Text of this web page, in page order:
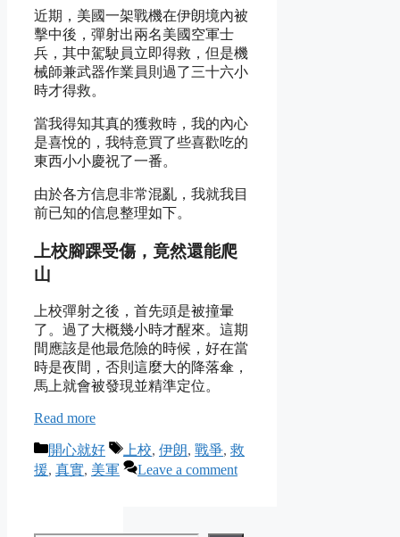
近期，美國一架戰機在伊朗境內被
擊中後，彈射出兩名美國空軍士
兵，其中駕駛員立即得救，但是機
械師兼武器作業員則過了三十六小
時才得救。
當我得知其真的獲救時，我的內心
是喜悅的，我特意買了些喜歡吃的
東西小小慶祝了一番。
由於各方信息非常混亂，我就我目
前已知的信息整理如下。
上校腳踝受傷，竟然還能爬
山
上校彈射之後，首先頭是被撞暈
了。過了大概幾小時才醒來。這期
間應該是他最危險的時候，好在當
時是夜間，否則這麼大的降落傘，
馬上就會被發現並精準定位。
Read more
Categories
開心就好 Tags
上校, 伊朗, 戰爭, 救
援, 真實, 美軍 Leave a comment